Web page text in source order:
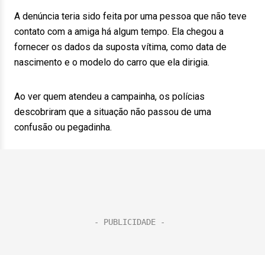
A denúncia teria sido feita por uma pessoa que não teve
contato com a amiga há algum tempo. Ela chegou a
fornecer os dados da suposta vítima, como data de
nascimento e o modelo do carro que ela dirigia.
Ao ver quem atendeu a campainha, os polícias
descobriram que a situação não passou de uma
confusão ou pegadinha.